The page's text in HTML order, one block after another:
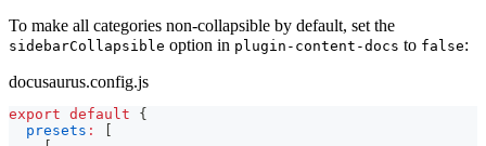
To make all categories non-collapsible by default, set the
sidebarCollapsible option in plugin-content-docs to false:
docusaurus.config.js
export default
{
presets :